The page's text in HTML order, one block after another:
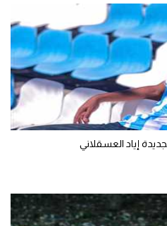
إياد العسقلاني